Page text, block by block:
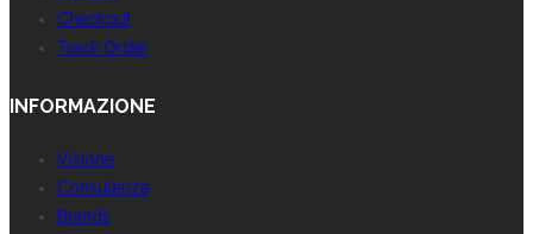
Checkout
Track Order
INFORMAZIONE
Visione
Consulenze
Brands